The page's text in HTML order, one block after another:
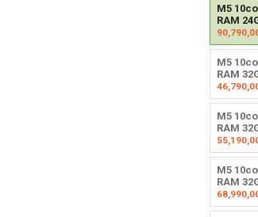
M5
RAM
M5
RAM
M5
RAM
M5
RAM